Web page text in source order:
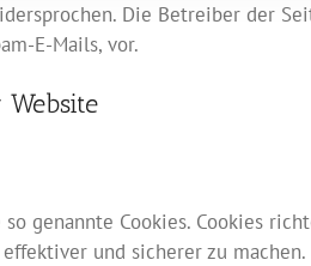
Die Betreiber der
E-Mails, vor.
genannte Cookies. Cookies
und sicherer zu